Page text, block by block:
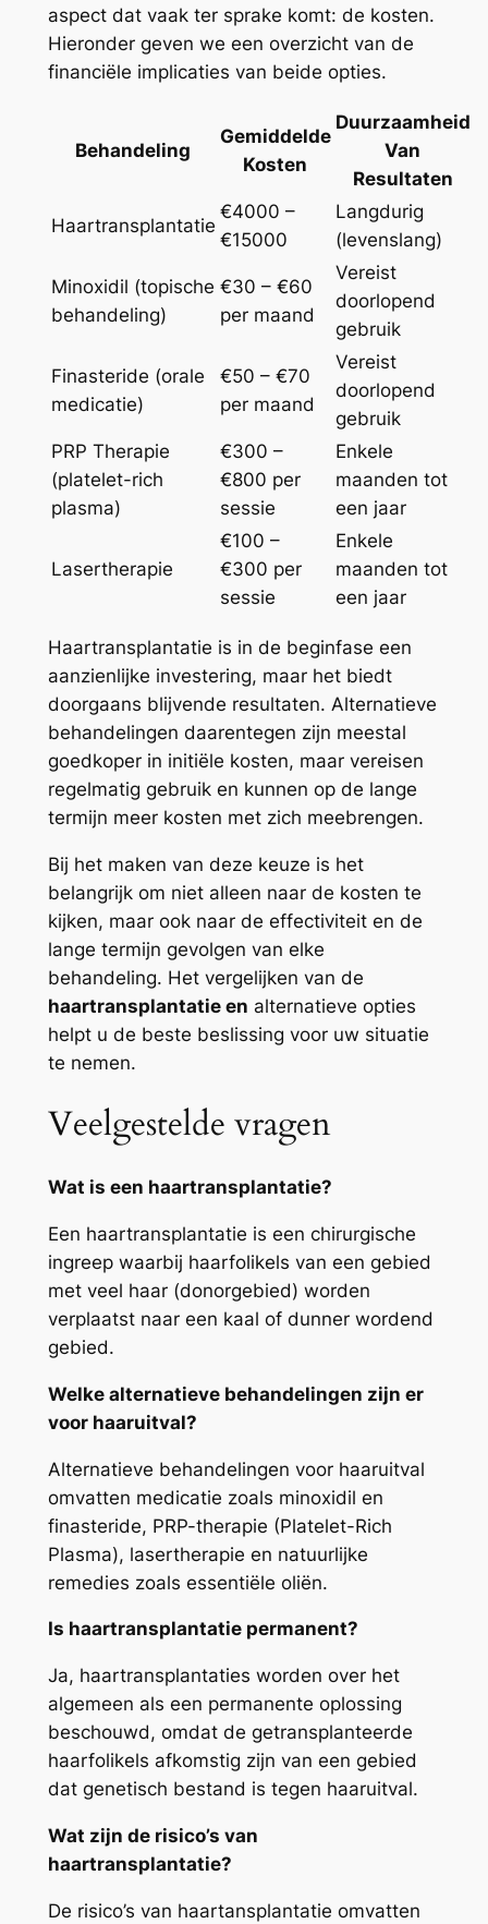
aspect dat vaak ter sprake komt: de kosten.
Hieronder geven we een overzicht van de
financiële implicaties van beide opties.
Behandeling
Gemiddelde
Kosten
Duurzaamheid
Van
Resultaten
Haartransplantatie
€4000 –
€15000
Langdurig
(levenslang)
Minoxidil (topische
behandeling)
€30 – €60
per maand
Vereist
doorlopend
gebruik
Finasteride (orale
medicatie)
€50 – €70
per maand
Vereist
doorlopend
gebruik
PRP Therapie
(platelet-rich
plasma)
€300 –
€800 per
sessie
Enkele
maanden tot
een jaar
Lasertherapie
€100 –
€300 per
sessie
Enkele
maanden tot
een jaar
Haartransplantatie is in de beginfase een
aanzienlijke investering, maar het biedt
doorgaans blijvende resultaten. Alternatieve
behandelingen daarentegen zijn meestal
goedkoper in initiële kosten, maar vereisen
regelmatig gebruik en kunnen op de lange
termijn meer kosten met zich meebrengen.
Bij het maken van deze keuze is het
belangrijk om niet alleen naar de kosten te
kijken, maar ook naar de effectiviteit en de
lange termijn gevolgen van elke
behandeling. Het vergelijken van de
haartransplantatie en alternatieve opties
helpt u de beste beslissing voor uw situatie
te nemen.
Veelgestelde vragen
Wat is een haartransplantatie?
Een haartransplantatie is een chirurgische
ingreep waarbij haarfolikels van een gebied
met veel haar (donorgebied) worden
verplaatst naar een kaal of dunner wordend
gebied.
Welke alternatieve behandelingen zijn er
voor haaruitval?
Alternatieve behandelingen voor haaruitval
omvatten medicatie zoals minoxidil en
finasteride, PRP-therapie (Platelet-Rich
Plasma), lasertherapie en natuurlijke
remedies zoals essentiële oliën.
Is haartransplantatie permanent?
Ja, haartransplantaties worden over het
algemeen als een permanente oplossing
beschouwd, omdat de getransplanteerde
haarfolikels afkomstig zijn van een gebied
dat genetisch bestand is tegen haaruitval.
Wat zijn de risico’s van
haartransplantatie?
De risico’s van haartansplantatie omvatten